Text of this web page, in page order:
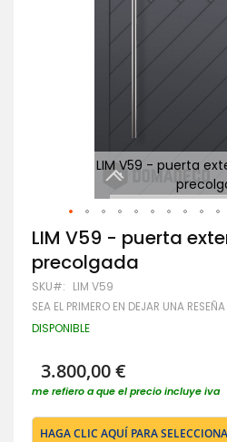
LIM V59 - puerta
Saltar
al
comienzo
de
la
galería
de
LIM V59 - puerta
precolgada
SKU LIM V59
SEA EL PRIMERO EN DEJAR UNA
DISPONIBLE
3.800,00 €
me refiero a que el precio incluye iva
HAGA CLIC AQUÍ PARA